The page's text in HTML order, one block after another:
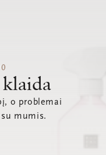
o problemai
mumis.